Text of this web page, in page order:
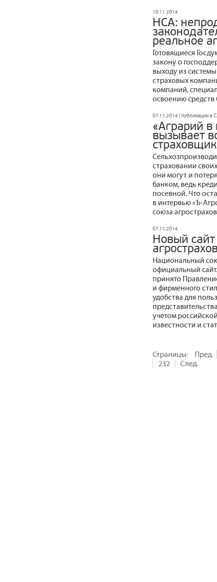
10.11.2014
НСА:
реальное
Готовящиеся
закону о
выходу из
страховых
компаний,
освоению
07.11.2014 | публикации в
«Аграрий в
вызывает
страховании
они могут и
банком, ведь
посевной. Что
в интервью
союза
07.11.2014
Новый
Национальный
официальный
принято
и фирменного
удобства для
учетом
известности и
Страницы:
Пред.
232
След.